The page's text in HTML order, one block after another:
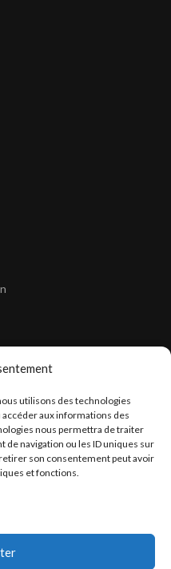
utilisons des technologies
aux informations des
nous permettra de traiter
navigation ou les ID uniques sur
son consentement peut avoir
et fonctions.